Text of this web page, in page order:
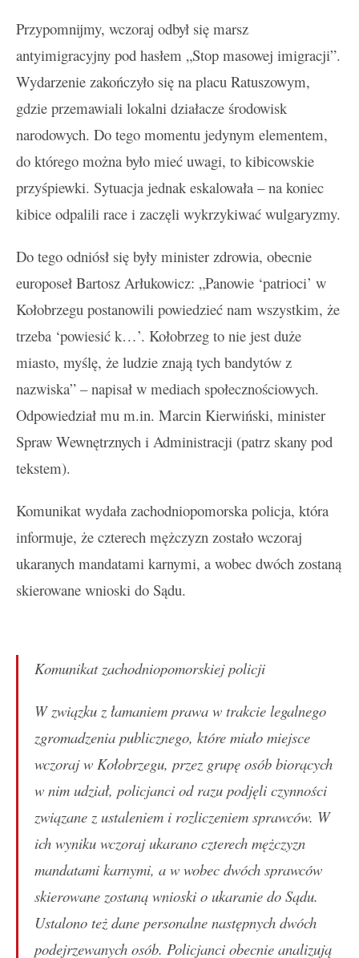
Przypomnijmy, wczoraj odbył się marsz
antyimigracyjny pod hasłem „Stop masowej imigracji”.
Wydarzenie zakończyło się na placu Ratuszowym,
gdzie przemawiali lokalni działacze środowisk
narodowych. Do tego momentu jedynym elementem,
do którego można było mieć uwagi, to kibicowskie
przyśpiewki. Sytuacja jednak eskalowała – na koniec
kibice odpalili race i zaczęli wykrzykiwać wulgaryzmy.
Do tego odniósł się były minister zdrowia, obecnie
europoseł Bartosz Arłukowicz: „Panowie ‘patrioci’ w
Kołobrzegu postanowili powiedzieć nam wszystkim, że
trzeba ‘powiesić k…’. Kołobrzeg to nie jest duże
miasto, myślę, że ludzie znają tych bandytów z
nazwiska” – napisał w mediach społecznościowych.
Odpowiedział mu m.in. Marcin Kierwiński, minister
Spraw Wewnętrznych i Administracji (patrz skany pod
tekstem).
Komunikat wydała zachodniopomorska policja, która
informuje, że czterech mężczyzn zostało wczoraj
ukaranych mandatami karnymi, a wobec dwóch zostaną
skierowane wnioski do Sądu.
Komunikat zachodniopomorskiej policji
W związku z łamaniem prawa w trakcie legalnego
zgromadzenia publicznego, które miało miejsce
wczoraj w Kołobrzegu, przez grupę osób biorących
w nim udział, policjanci od razu podjęli czynności
związane z ustaleniem i rozliczeniem sprawców. W
ich wyniku wczoraj ukarano czterech mężczyzn
mandatami karnymi, a w wobec dwóch sprawców
skierowane zostaną wnioski o ukaranie do Sądu.
Ustalono też dane personalne następnych dwóch
podejrzewanych osób. Policjanci obecnie analizują